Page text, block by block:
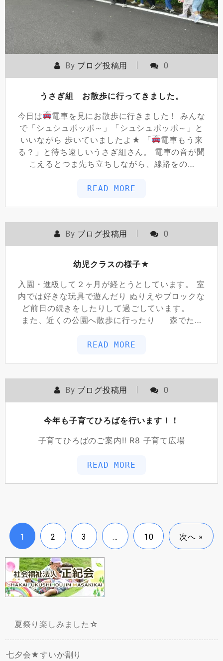
By ブログ投稿用 0
うさぎ組 お散歩に行ってきました。
今日は
電車を見にお散歩に行きました！ みんな
で「シュシュポッポ～」「シュシュポッポ～」と
いいながら 歩いていましたよ★ 「
電車もう来
る？」と待ち遠しいうさぎ組さん。 電車の音が聞
こえるとつま先ち立ちしながら、線路をの…
READ MORE
By ブログ投稿用 0
幼児クラスの様子★
入園・進級して２ヶ月が経とうとしています。 室
内では好きな玩具で遊んだり ぬりえやブロックな
ど前日の続きをしたりして過ごしています。
また、近くの公園へ散歩に行ったり 森でた…
READ MORE
By ブログ投稿用 0
今年も子育てひろばを行います！！
子育てひろばのご案内‼ R8 子育て広場
READ MORE
1 2 3 … 10 次へ »
夏祭り楽しみました☆
七夕会★すいか割り